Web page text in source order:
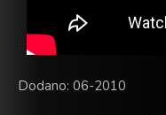
Dodano: 06-2010